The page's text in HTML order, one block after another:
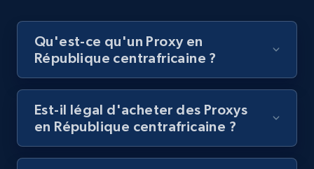
Qu'est-ce qu'un Proxy en
République centrafricaine ?
Est-il légal d'acheter des Proxys
en République centrafricaine ?